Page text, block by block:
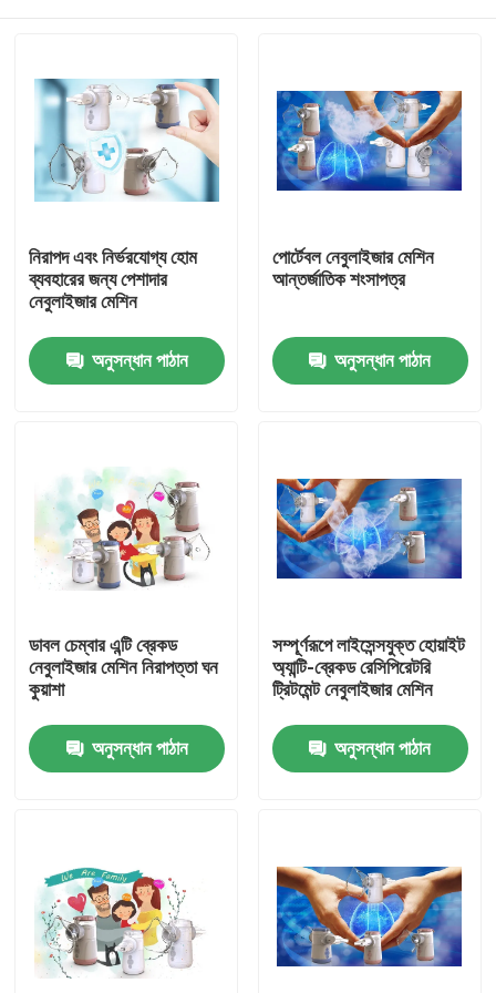
পরিচিতি
পণ্য
পোর্টেবল মেশ নেবুলাইজার
মেশ নেবুলাইজার মেশিন
অ্যাজমা মেশ নেবুলাইজার
স্পন্দিত জাল নেবুলাইজার
পোর্টেবল ইনহেলার নেবুলাইজার
নিরাপদ এবং নির্ভরযোগ্য হোম
ব্যবহারের জন্য পেশাদার
নেবুলাইজার মেশিন
অনুসন্ধান পাঠান
পোর্টেবল নেবুলাইজার মেশিন
আন্তর্জাতিক শংসাপত্র
অনুসন্ধান পাঠান
ডাবল চেম্বার এন্টি ব্রেকড
নেবুলাইজার মেশিন নিরাপত্তা ঘন
কুয়াশা
অনুসন্ধান পাঠান
সম্পূর্ণরূপে লাইসেন্সযুক্ত হোয়াইট
অ্যান্টি-ব্রেকড রেসিপিরেটরি
ট্রিটমেন্ট নেবুলাইজার মেশিন
অনুসন্ধান পাঠান